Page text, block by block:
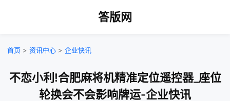
答版网
首页 > 资讯中心 > 企业快讯
不恋小利!合肥麻将机精准定位遥控器_座位
轮换会不会影响牌运-企业快讯